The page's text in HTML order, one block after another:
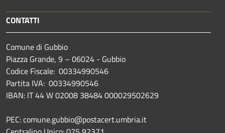
CONTATTI
Comune di Gubbio
Piazza Grande, 9 – 06024 - Gubbio
Codice Fiscale: 00334990546
Partita IVA: 00334990546
IBAN: IT 44 W 02008 38484 000029502629
PEC: comune.gubbio@postacert.umbria.it